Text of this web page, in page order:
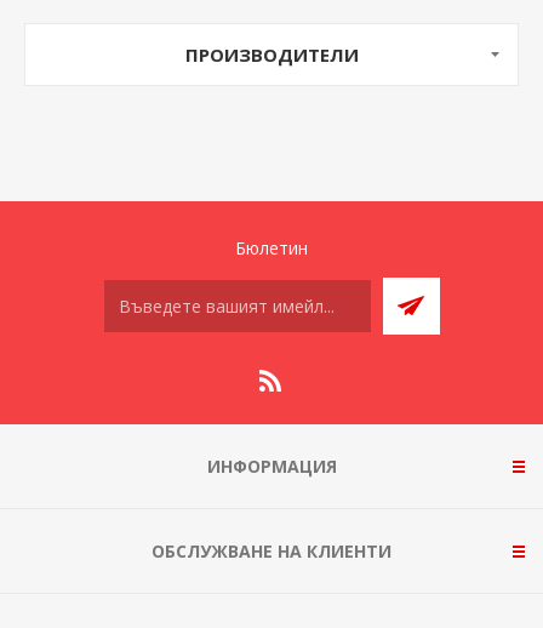
ПРОИЗВОДИТЕЛИ
Бюлетин
ИНФОРМАЦИЯ
ОБСЛУЖВАНЕ НА КЛИЕНТИ